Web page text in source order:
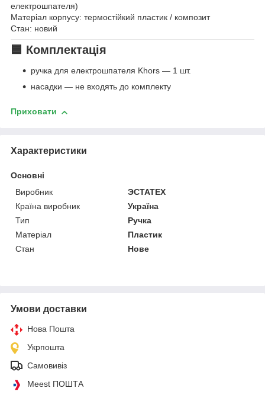
електрошпателя)
Матеріал корпусу: термостійкий пластик / композит
Стан: новий
🟦 Комплектація
ручка для електрошпателя Khors — 1 шт.
насадки — не входять до комплекту
Приховати
Характеристики
Основні
Виробник
ЭСТАТЕХ
Країна виробник
Україна
Тип
Ручка
Матеріал
Пластик
Стан
Нове
Умови доставки
Нова Пошта
Укрпошта
Самовивіз
Meest ПОШТА